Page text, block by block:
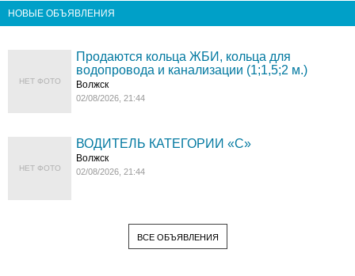
НОВЫЕ ОБЪЯВЛЕНИЯ
НЕТ ФОТО
Продаются кольца ЖБИ, кольца для
водопровода и канализации (1;1,5;2 м.)
Волжск
02/08/2026, 21:44
НЕТ ФОТО
ВОДИТЕЛЬ КАТЕГОРИИ «C»
Волжск
02/08/2026, 21:44
ВСЕ ОБЪЯВЛЕНИЯ